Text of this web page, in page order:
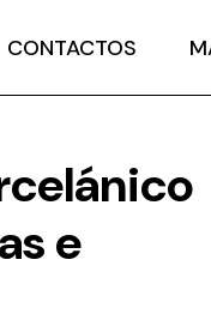
CONTACTOS
e